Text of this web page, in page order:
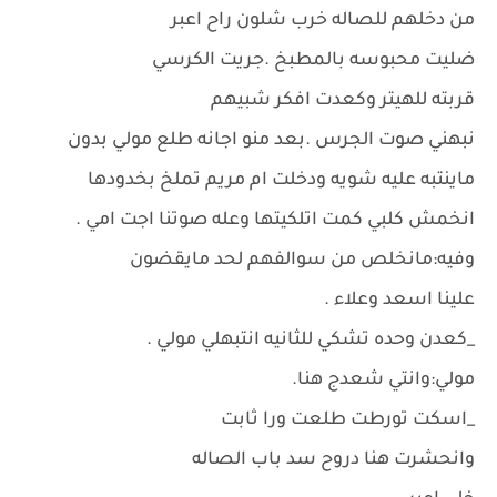
من دخلهم للصاله خرب شلون راح اعبر
ضليت محبوسه بالمطبخ .جريت الكرسي
قربته للهيتر وكعدت افكر شبيهم
نبهني صوت الجرس .بعد منو اجانه طلع مولي بدون
ماينتبه عليه شويه ودخلت ام مريم تملخ بخدودها
انخمش كلبي كمت اتلكيتها وعله صوتنا اجت امي .
وفيه:مانخلص من سوالفهم لحد مايقضون
علينا اسعد وعلاء .
_كعدن وحده تشكي للثانيه انتبهلي مولي .
مولي:وانتي شعدج هنا.
_اسكت تورطت طلعت ورا ثابت
وانحشرت هنا دروح سد باب الصاله